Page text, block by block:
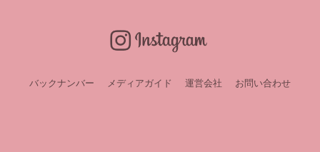
バックナンバー メディアガイド 運営会社 お問い合わせ
野県看護協会が実施する「看護力再開発研修会
保健師・助産師・看護師・准看護師として復職
受講料は無料 。 託児費用の一部補助があり、子育て中の方